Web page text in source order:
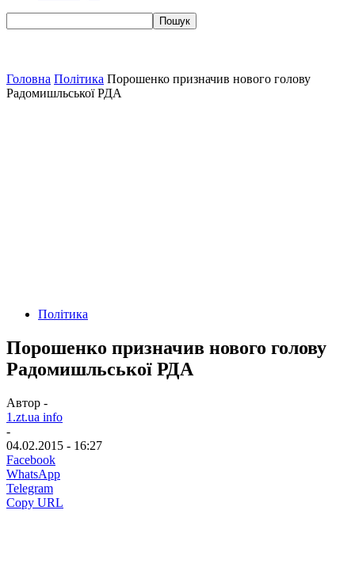
Головна Політика Порошенко призначив нового голову
Радомишльської РДА
Політика
Порошенко призначив нового голову
Радомишльської РДА
Автор -
1.zt.ua info
-
04.02.2015 - 16:27
Facebook
WhatsApp
Telegram
Copy URL